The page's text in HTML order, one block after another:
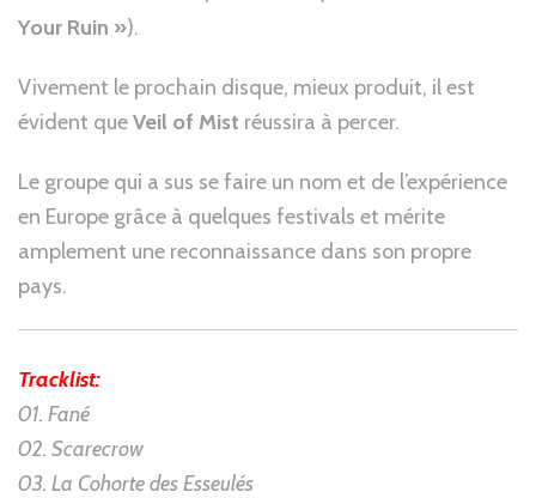
Your Ruin »).
Vivement le prochain disque, mieux produit, il est
évident queVeil of Mist réussira à percer.
Le groupe qui a sus se faire un nom et de l’expérience
en Europe grâce à quelques festivals et mérite
amplement une reconnaissance dans son propre
pays.
Tracklist:
01. Fané
02. Scarecrow
03. La Cohorte des Esseulés